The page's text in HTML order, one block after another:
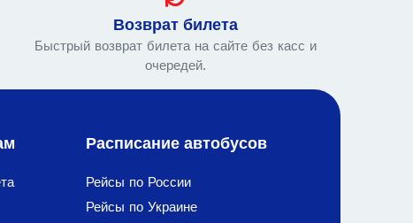
Возврат билета
Быстрый возврат билета на сайте без касс и
очередей.
Расписание автобусов
Рейсы по России
Рейсы по Украине